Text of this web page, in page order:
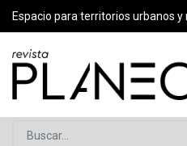
Espacio para territorios urbanos y
Buscar...